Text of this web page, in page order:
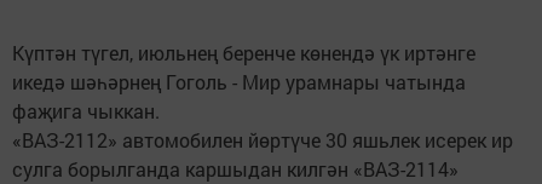
Күптән түгел, июльнең беренче көнендә үк иртәнге
икедә шәһәрнең Гоголь - Мир урамнары чатында
фаҗига чыккан.
«ВАЗ-2112» автомобилен йөртүче 30 яшьлек исерек ир
сулга борылганда каршыдан килгән «ВАЗ-2114»